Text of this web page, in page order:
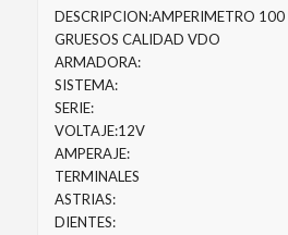
DESCRIPCION:AMPERIMETRO 100
GRUESOS CALIDAD VDO
ARMADORA:
SISTEMA:
SERIE:
VOLTAJE:12V
AMPERAJE:
TERMINALES
ASTRIAS:
DIENTES: